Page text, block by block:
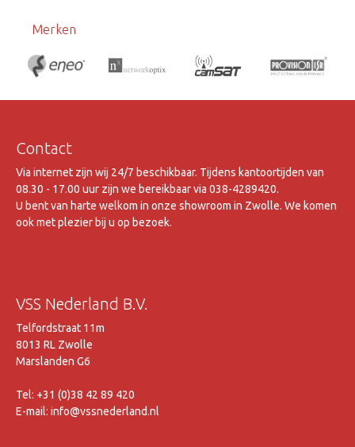
Merken
Contact
Via internet zijn wij 24/7 beschikbaar. Tijdens kantoortijden van
08.30 - 17.00 uur zijn we bereikbaar via 038-4289420.
U bent van harte welkom in onze showroom in Zwolle. We komen
ook met plezier bij u op bezoek.
VSS Nederland B.V.
Telfordstraat 11m
8013 RL Zwolle
Marslanden G6
Tel: +31 (0)38 42 89 420
E-mail: info@vssnederland.nl